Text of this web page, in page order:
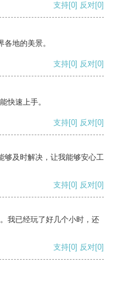
支持[0] 反对[0]
地的美景。
支持[0] 反对[0]
快速上手。
支持[0] 反对[0]
够及时解决，让我能够安心工
支持[0] 反对[0]
我已经玩了好几个小时，还
支持[0] 反对[0]